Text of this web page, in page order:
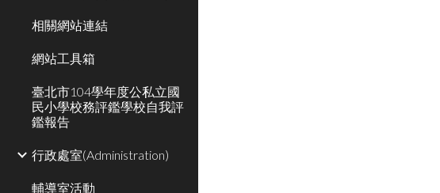
相關網站連結
網站工具箱
臺北市104學年度公私立國
民小學校務評鑑學校自我評
鑑報告
行政處室(Administration)
輔導室活動